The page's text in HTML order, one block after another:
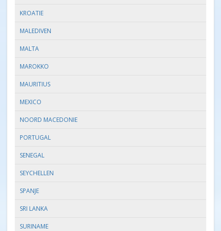
KROATIE
MALEDIVEN
MALTA
MAROKKO
MAURITIUS
MEXICO
NOORD MACEDONIE
PORTUGAL
SENEGAL
SEYCHELLEN
SPANJE
SRI LANKA
SURINAME